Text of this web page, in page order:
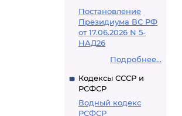
Постановление
Президиума ВС РФ
от 17.06.2026 N 5-
НАД26
Подробнее...
Кодексы СССР и
РСФСР
Водный кодекс
РСФСР